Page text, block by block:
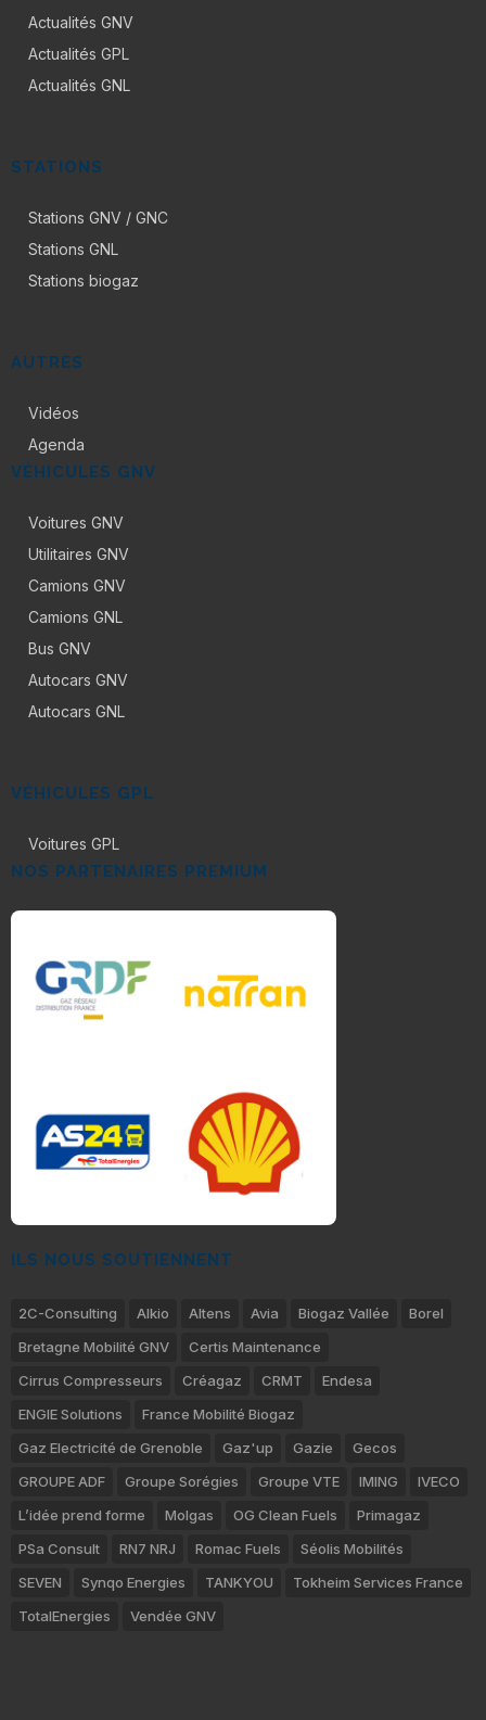
Actualités GNV
Actualités GPL
Actualités GNL
STATIONS
Stations GNV / GNC
Stations GNL
Stations biogaz
AUTRES
Vidéos
Agenda
VÉHICULES GNV
Voitures GNV
Utilitaires GNV
Camions GNV
Camions GNL
Bus GNV
Autocars GNV
Autocars GNL
VÉHICULES GPL
Voitures GPL
NOS PARTENAIRES PREMIUM
ILS NOUS SOUTIENNENT
2C-Consulting Alkio Altens Avia Biogaz Vallée
Borel
Bretagne Mobilité GNV
Certis Maintenance
Cirrus Compresseurs
Créagaz CRMT
Endesa
ENGIE Solutions
France Mobilité Biogaz
Gaz Electricité de Grenoble
Gaz'up Gazie
Gecos
GROUPE ADF
Groupe Sorégies Groupe VTE IMING
IVECO
L’idée prend forme
Molgas OG Clean Fuels
Primagaz
PSa Consult
RN7 NRJ Romac Fuels
Séolis Mobilités
SEVEN
Synqo Energies TANKYOU
Tokheim Services France
TotalEnergies
Vendée GNV